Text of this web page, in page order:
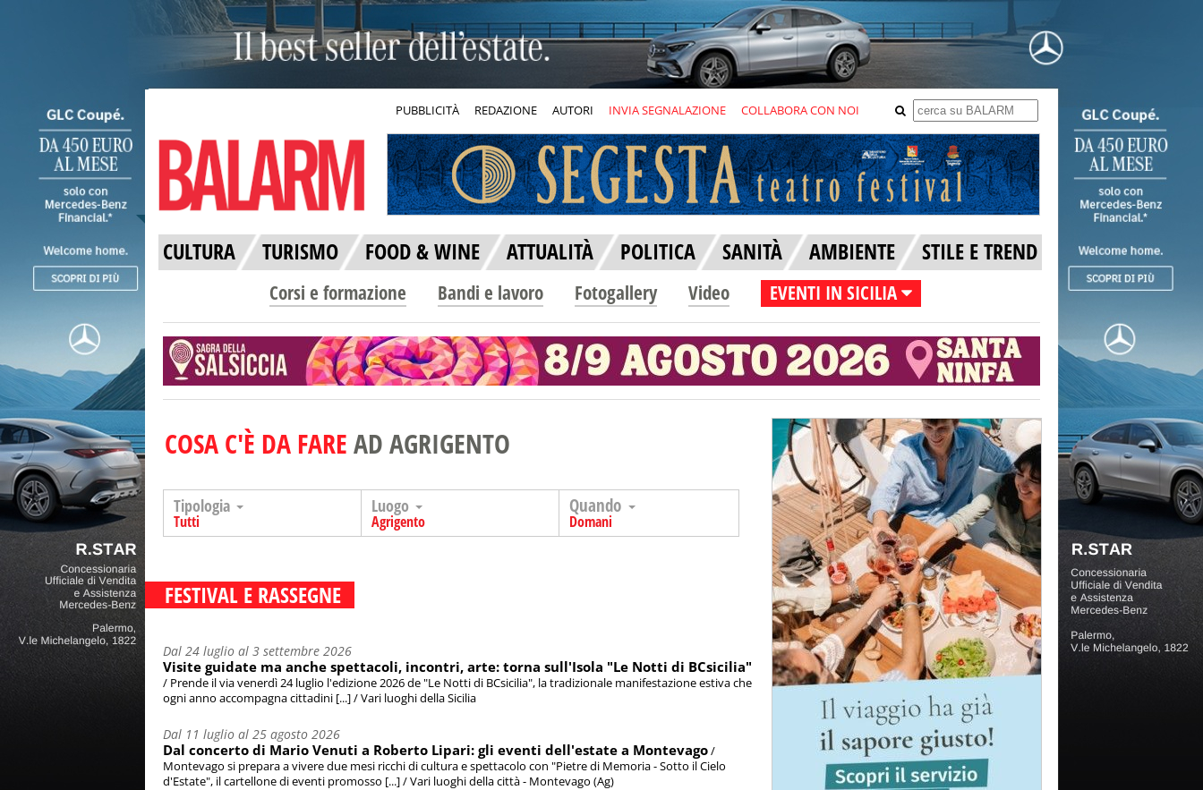
PUBBLICITÀ REDAZIONE AUTORI INVIA SEGNALAZIONE COLLABORA CON NOI
CULTURA TURISMO FOOD & WINE ATTUALITÀ POLITICA SANITÀ AMBIENTE STILE E TREND
Corsi e formazione Bandi e lavoro Fotogallery Video EVENTI IN SICILIA
COSA C'È DA FAREAD AGRIGENTO
Tipologia
Tutti
Luogo
Agrigento
Quando
Domani
FESTIVAL E RASSEGNE
Dal 24 luglio al 3 settembre 2026
Visite guidate ma anche spettacoli, incontri, arte: torna sull'Isola "Le Notti di BCsicilia"
/ Prende il via venerdì 24 luglio l'edizione 2026 de "Le Notti di BCsicilia", la tradizionale manifestazione estiva che
ogni anno accompagna cittadini [...] / Vari luoghi della Sicilia
Dal 11 luglio al 25 agosto 2026
Dal concerto di Mario Venuti a Roberto Lipari: gli eventi dell'estate a Montevago/
Montevago si prepara a vivere due mesi ricchi di cultura e spettacolo con "Pietre di Memoria - Sotto il Cielo
d'Estate", il cartellone di eventi promosso [...] / Vari luoghi della città - Montevago (Ag)